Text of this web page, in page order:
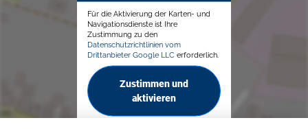
Für die Aktivierung der Karten- und
Navigationsdienste ist Ihre
Zustimmung zu den
Datenschutzrichtlinien vom
Drittanbieter Google LLC erforderlich.
Zustimmen und
aktivieren